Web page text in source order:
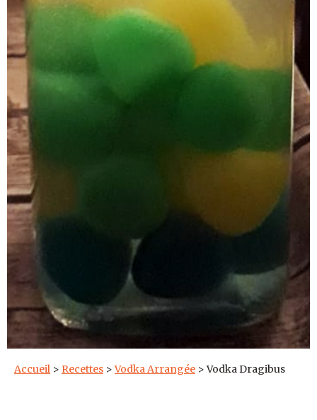
Accueil > Recettes >Vodka Arrangée >Vodka Dragibus